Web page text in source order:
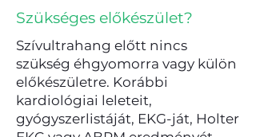
Szükséges előkészület?
Szívultrahang előtt nincs
szükség éhgyomorra vagy külön
előkészületre. Korábbi
kardiológiai leleteit,
gyógyszerlistáját, EKG-ját, Holter